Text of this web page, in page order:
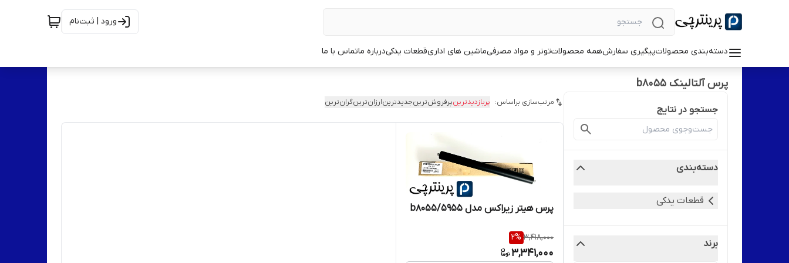
ورود | ثبت‌نام
دسته‌بندی محصولاتپیگیری سفارشهمه محصولاتتونر و مواد مصرفیماشین های اداریقطعات یدکیدرباره ماتماس با ما
پرس آلتالینک b8055
جستجو در نتایج
دسته‌بندی
قطعات یدکی
برند
مرتب‌سازی براساس: پربازدیدترینپرفروش‌ترینجدیدترینارزان‌ترینگران‌ترین
پرس هیتر زیراکس مدل ۵۹۵۵/b8055
3,418,000
2%
3,341,000